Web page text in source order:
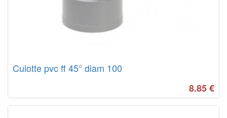
Culotte pvc ff 45° diam 100
8.85€